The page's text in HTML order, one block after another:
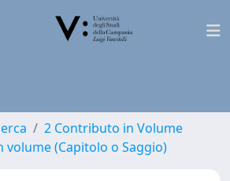
2 Contributo in Volume
volume (Capitolo o Saggio)